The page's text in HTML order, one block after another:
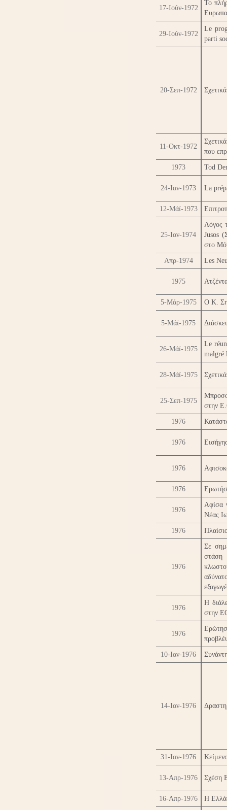
17-Ιούν-1972
Το
29-Ιούν-1972
Le
parti
20-Σεπ-1972
11-Οκτ-1972
που
1973 Tod
24-Ιαν-1973 La
12-Μάϊ-1973
25-Ιαν-1974
Λόγος
Jusos
στο
Απρ-1974 Les
1975
5-Μάρ-1975 Ο Κ.
5-Μάϊ-1975
26-Μάϊ-1975
Le
malgré
28-Μάϊ-1975
25-Σεπ-1975
στην
1976
1976
1976
1976
1976
Αφίσα
Νέας
1976
1976
Σε
1976
Η
στην
1976
10-Ιαν-1976
14-Ιαν-1976
31-Ιαν-1976
13-Απρ-1976 Σχέση
16-Απρ-1976 Η